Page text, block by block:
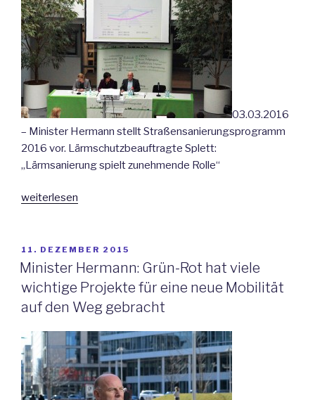
03.03.2016
– Minister Hermann stellt Straßensanierungsprogramm
2016 vor. Lärmschutzbeauftragte Splett:
„Lärmsanierung spielt zunehmende Rolle“
„Vorstellung
2016“
weiterlesen
VERÖFFENTLICHT
AM
11. DEZEMBER 2015
Minister Hermann: Grün-Rot hat viele
wichtige Projekte für eine neue Mobilität
auf den Weg gebracht